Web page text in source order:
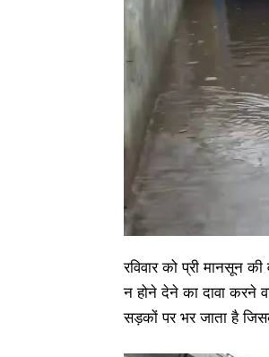
रविवार को प्री मानसून
न होने देने का दावा करने
सड़कों पर भर जाता है